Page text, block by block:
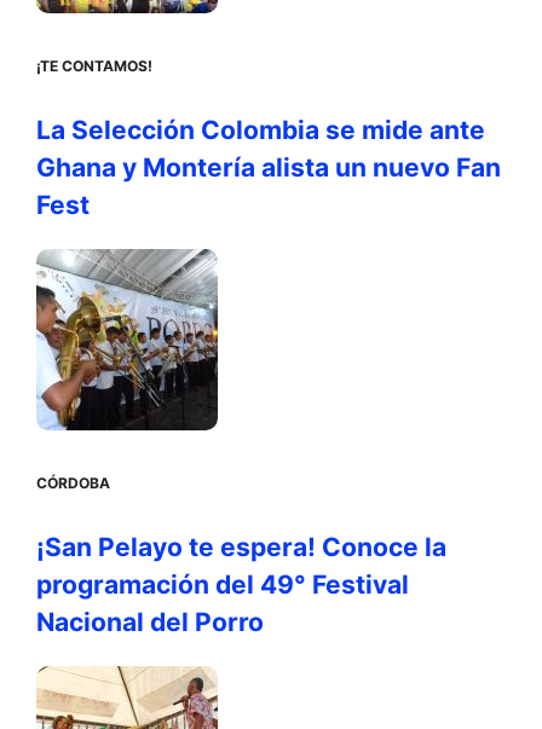
¡TE CONTAMOS!
La Selección Colombia se mide ante
Ghana y Montería alista un nuevo Fan
Fest
CÓRDOBA
¡San Pelayo te espera! Conoce la
programación del 49° Festival
Nacional del Porro